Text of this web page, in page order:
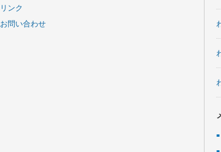
リンク
お問い合わせ